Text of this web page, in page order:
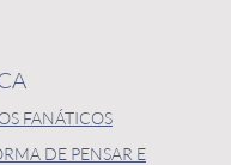
FANÁTICOS
DE PENSAR E